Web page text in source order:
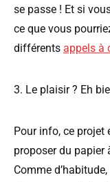
se passe ! Et si
ce que vous
différents appels à
3. Le plaisir ? Eh
Pour info, ce projet
proposer du papier
Comme